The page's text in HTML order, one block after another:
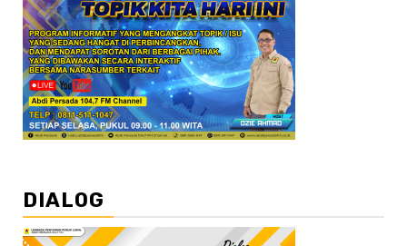
DIALOG